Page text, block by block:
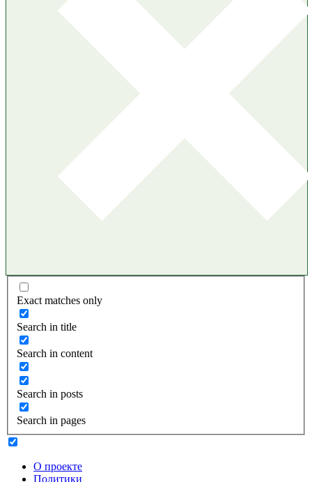
Exact matches only
Search in title
Search in content
Search in posts
Search in pages
О проекте
Политики